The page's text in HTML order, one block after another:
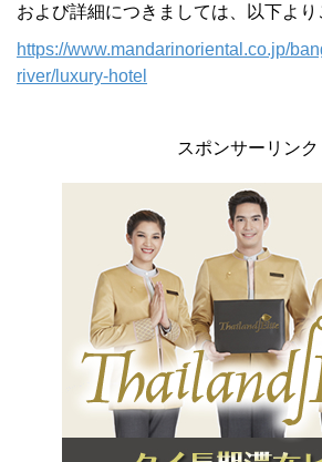
および詳細につきましては、以下より
https://www.mandarinoriental.co.jp/
river/luxury-hotel
スポンサーリンク